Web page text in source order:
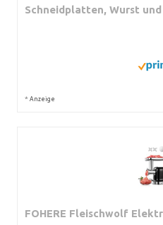
Schneidplatten, Wurst
* Anzeige
FOHERE Fleischwolf